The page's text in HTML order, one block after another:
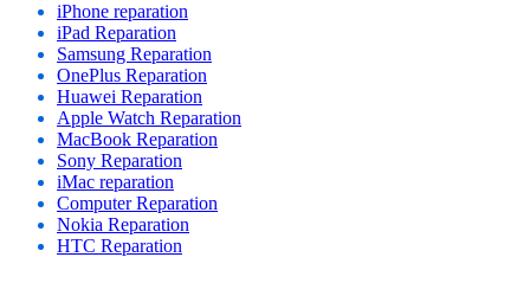
iPhone reparation
iPad Reparation
Samsung Reparation
OnePlus Reparation
Huawei Reparation
Apple Watch Reparation
MacBook Reparation
Sony Reparation
iMac reparation
Computer Reparation
Nokia Reparation
HTC Reparation